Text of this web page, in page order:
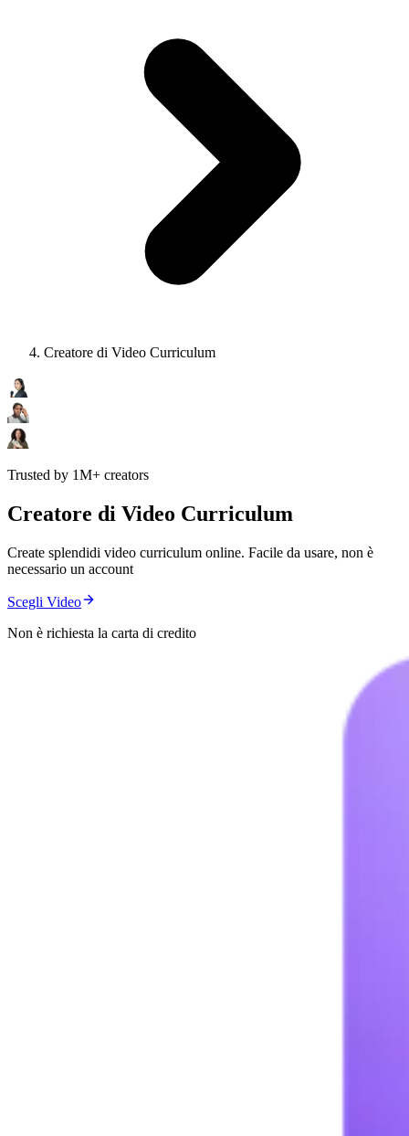
Creatore di Video Curriculum
Trusted by 1M+ creators
Creatore di Video Curriculum
Create splendidi video curriculum online. Facile da usare, non è
necessario un account
Scegli Video
Non è richiesta la carta di credito